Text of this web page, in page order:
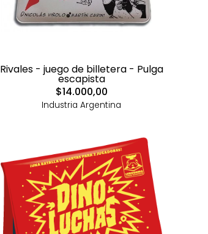
Rivales - juego de billetera - Pulga
escapista
$14.000,00
Industria Argentina